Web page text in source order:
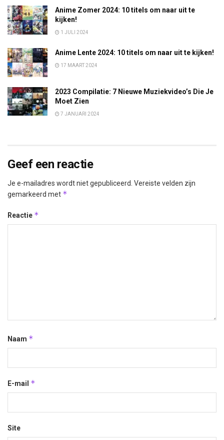
Anime Zomer 2024: 10 titels om naar uit te
kijken!
1 JULI 2024
Anime Lente 2024: 10 titels om naar uit te kijken!
17 MAART 2024
2023 Compilatie: 7 Nieuwe Muziekvideo’s Die Je
Moet Zien
7 JANUARI 2024
Geef een reactie
Je e-mailadres wordt niet gepubliceerd. Vereiste velden zijn
gemarkeerd met *
Reactie *
Naam *
E-mail *
Site